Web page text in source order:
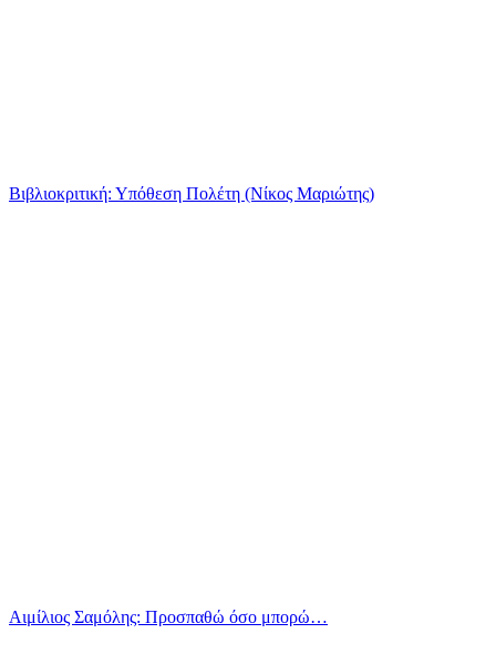
Βιβλιοκριτική: Υπόθεση Πολέτη (Νίκος Μαριώτης)
Αιμίλιος Σαμόλης: Προσπαθώ όσο μπορώ…